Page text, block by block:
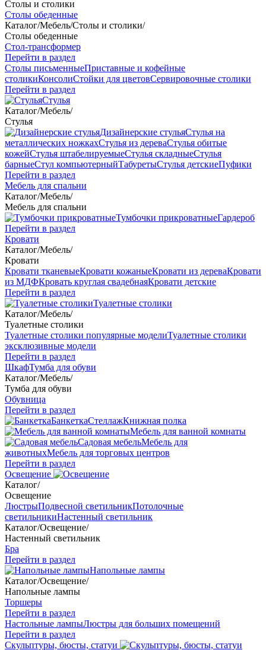
Столы и столики
Столы обеденные
Каталог/Мебель/Столы и столики/
Столы обеденные
Стол-трансформер
Перейти в раздел
Столы письменныеПриставные и кофейные
столикиКонсолиСтойки для цветовСервировочные столики
Перейти в раздел
Стулья
Каталог/Мебель/
Стулья
Дизайнерские стульяСтулья на
металлических ножкахСтулья из дереваСтулья обитые
кожейСтулья штабелируемыеСтулья складныеСтулья
барныеСтул компьютерныйТабуретыСтулья детскиеПуфики
Перейти в раздел
Мебель для спальни
Каталог/Мебель/
Мебель для спальни
Тумбочки прикроватныеГардероб
Перейти в раздел
Кровати
Каталог/Мебель/
Кровати
Кровати тканевыеКровати кожаныеКровати из дереваКровати
из МДФКровать круглая свадебнаяКровати детские
Перейти в раздел
Туалетные столики
Каталог/Мебель/
Туалетные столики
Туалетные столики популярные моделиТуалетные столики
эксклюзивные модели
Перейти в раздел
ШкафТумба для обуви
Каталог/Мебель/
Тумба для обуви
Обувница
Перейти в раздел
БанкеткаСтеллажКнижная полка
Мебель для ванной комнаты
Садовая мебельМебель для
животныхМебель для торговых центров
Перейти в раздел
Освещение
Каталог/
Освещение
ЛюстрыПодвесной светильникПотолочные
светильникиНастенный светильник
Каталог/Освещение/
Настенный светильник
Бра
Перейти в раздел
Напольные лампы
Каталог/Освещение/
Напольные лампы
Торшеры
Перейти в раздел
Настольные лампыЛюстры для больших помещений
Перейти в раздел
Скульптуры, бюсты, статуи